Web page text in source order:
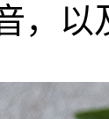
，以